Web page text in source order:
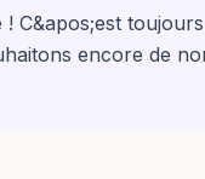
C&apos;est
encore de